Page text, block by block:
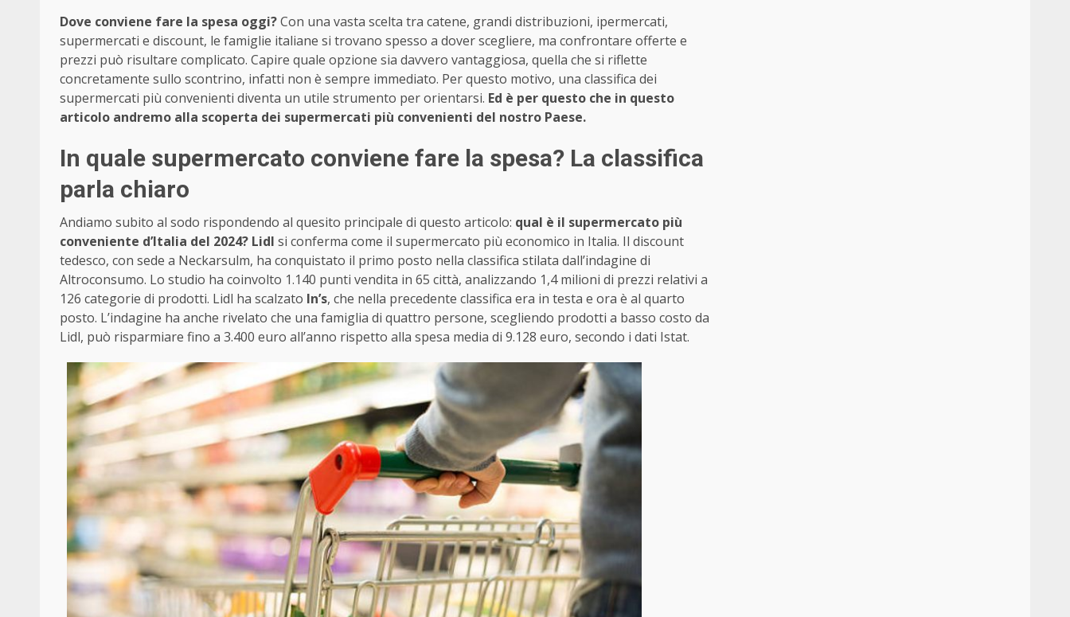
Dove conviene fare la spesa oggi?Con una vasta scelta tra catene, grandi distribuzioni, ipermercati,
supermercati e discount, le famiglie italiane si trovano spesso a dover scegliere, ma confrontare offerte e
prezzi può risultare complicato. Capire quale opzione sia davvero vantaggiosa, quella che si riflette
concretamente sullo scontrino, infatti non è sempre immediato. Per questo motivo, una classifica dei
supermercati più convenienti diventa un utile strumento per orientarsi. Ed è per questo che in questo
articolo andremo alla scoperta dei supermercati più convenienti del nostro Paese.
In quale supermercato conviene fare la spesa? La classifica
parla chiaro
Andiamo subito al sodo rispondendo al quesito principale di questo articolo: qual è il supermercato più
conveniente d’Italia del 2024? Lidl si conferma come il supermercato più economico in Italia. Il discount
tedesco, con sede a Neckarsulm, ha conquistato il primo posto nella classifica stilata dall’indagine di
Altroconsumo. Lo studio ha coinvolto 1.140 punti vendita in 65 città, analizzando 1,4 milioni di prezzi relativi a
126 categorie di prodotti. Lidl ha scalzato In’s, che nella precedente classifica era in testa e ora è al quarto
posto. L’indagine ha anche rivelato che una famiglia di quattro persone, scegliendo prodotti a basso costo da
Lidl, può risparmiare fino a 3.400 euro all’anno rispetto alla spesa media di 9.128 euro, secondo i dati Istat.